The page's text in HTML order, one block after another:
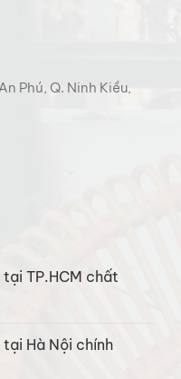
Phú, Q. Ninh Kiều,
TP.HCM chất
Hà Nội chính